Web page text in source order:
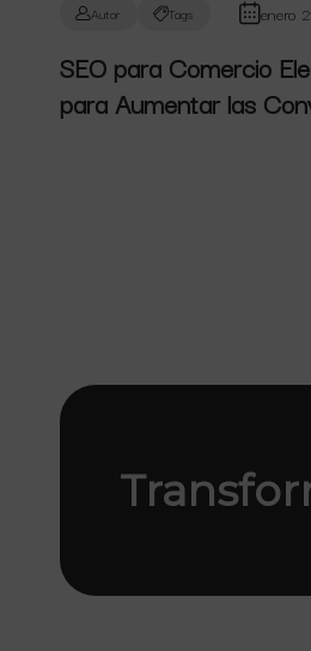
Autor Tags enero
SEO para Comercio
para Aumentar las